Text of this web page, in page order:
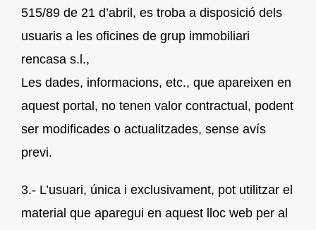
515/89 de 21 d’abril, es troba a disposició dels
usuaris a les oficines de grup immobiliari
rencasa s.l.,
Les dades, informacions, etc., que apareixen en
aquest portal, no tenen valor contractual, podent
ser modificades o actualitzades, sense avís
previ.
3.- L’usuari, única i exclusivament, pot utilitzar el
material que aparegui en aquest lloc web per al